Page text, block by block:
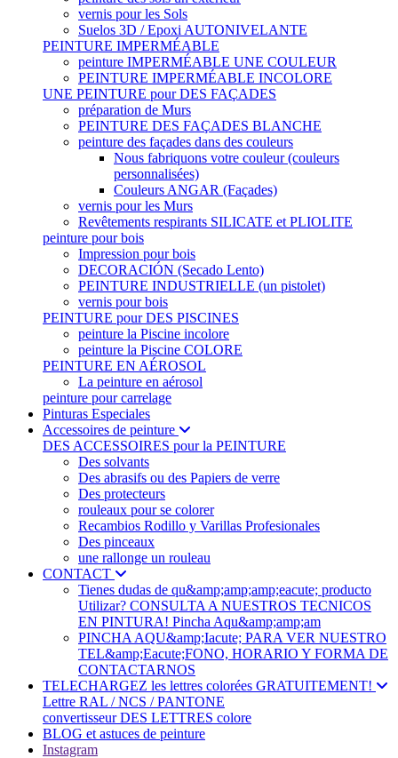
vernis pour les Sols
Suelos 3D / Epoxi AUTONIVELANTE
PEINTURE IMPERMÉABLE
peinture IMPERMÉABLE UNE COULEUR
PEINTURE IMPERMÉABLE INCOLORE
UNE PEINTURE pour DES FAÇADES
préparation de Murs
PEINTURE DES FAÇADES BLANCHE
peinture des façades dans des couleurs
Nous fabriquons votre couleur (couleurs
personnalisées)
Couleurs ANGAR (Façades)
vernis pour les Murs
Revêtements respirants SILICATE et PLIOLITE
peinture pour bois
Impression pour bois
DECORACIÓN (Secado Lento)
PEINTURE INDUSTRIELLE (un pistolet)
vernis pour bois
PEINTURE pour DES PISCINES
peinture la Piscine incolore
peinture la Piscine COLORE
PEINTURE EN AÉROSOL
La peinture en aérosol
peinture pour carrelage
Pinturas Especiales
Accessoires de peinture
DES ACCESSOIRES pour la PEINTURE
Des solvants
Des abrasifs ou des Papiers de verre
Des protecteurs
rouleaux pour se colorer
Recambios Rodillo y Varillas Profesionales
Des pinceaux
une rallonge un rouleau
CONTACT
Tienes dudas de qu&amp;amp;amp;eacute; producto
Utilizar? CONSULTA A NUESTROS TECNICOS
EN PINTURA! Pincha Aqu&amp;amp;am
PINCHA AQU&amp;Iacute; PARA VER NUESTRO
TEL&amp;Eacute;FONO, HORARIO Y FORMA DE
CONTACTARNOS
TELECHARGEZ les lettres colorées GRATUITEMENT!
Lettre RAL / NCS / PANTONE
convertisseur DES LETTRES colore
BLOG et astuces de peinture
Instagram